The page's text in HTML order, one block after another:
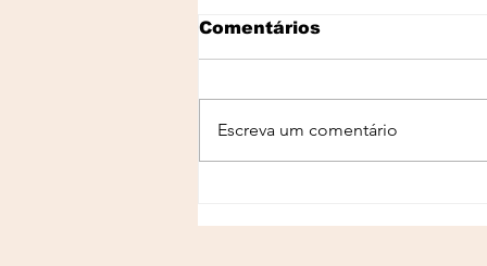
Comentários
Escreva um comentário